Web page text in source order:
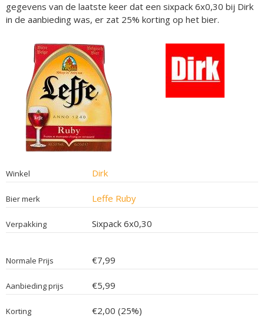
gegevens van de laatste keer dat een sixpack 6x0,30 bij Dirk
in de aanbieding was, er zat 25% korting op het bier.
Winkel Dirk
Bier merk Leffe Ruby
Verpakking Sixpack 6x0,30
Normale Prijs €7,99
Aanbieding prijs €5,99
Korting €2,00 (25%)